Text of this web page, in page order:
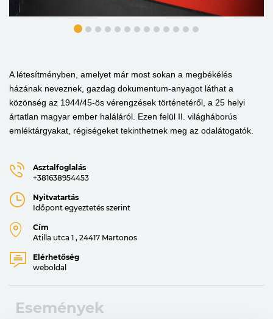
A létesítményben, amelyet már most sokan a megbékélés
házának neveznek, gazdag dokumentum-anyagot láthat a
közönség az 1944/45-ös vérengzések történetéről, a 25 helyi
ártatlan magyar ember haláláról. Ezen felül II. világháborús
emléktárgyakat, régiségеket tekinthetnek meg az odalátogatók.
Asztalfoglalás
+381638954453
Nyitvatartás
Időpont egyeztetés szerint
Cím
Atilla utca 1 , 24417 Martonos
Elérhetőség
weboldal
Események